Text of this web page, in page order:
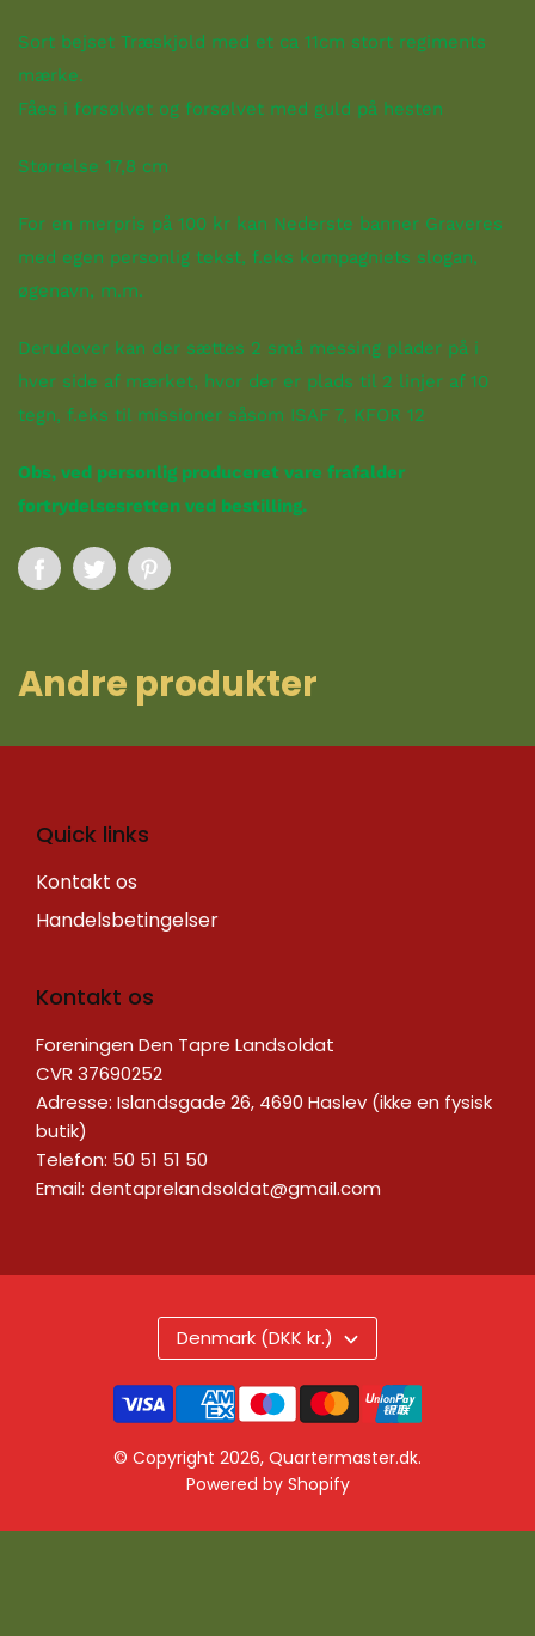
Sort bejset Træskjold med et ca 11cm stort regiments
mærke.
Fåes i forsølvet og forsølvet med guld på hesten
Størrelse 17,8 cm
For en merpris på 100 kr kan Nederste banner Graveres
med egen personlig tekst, f.eks kompagniets slogan,
øgenavn, m.m.
Derudover kan der sættes 2 små messing plader på i
hver side af mærket, hvor der er plads til 2 linjer af 10
tegn, f.eks til missioner såsom ISAF 7, KFOR 12
Obs, ved personlig produceret vare frafalder
fortrydelsesretten ved bestilling.
A ndre produkter
Quick links
Kontakt os
Handelsbetingelser
Kontakt os
Foreningen Den Tapre Landsoldat
CVR 37690252
Adresse: Islandsgade 26, 4690 Haslev (ikke en fysisk
butik)
Telefon: 50 51 51 50
Email: dentaprelandsoldat@gmail.com
© Copyright 2026, Quartermaster.dk.
Powered by Shopify
Denmark (DKK kr.)